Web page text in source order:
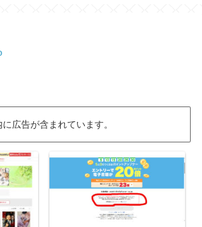
広告が含まれています。